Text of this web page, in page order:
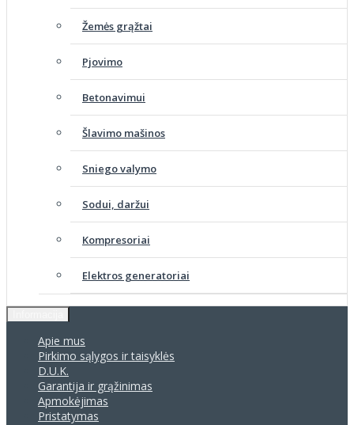
Žemės grąžtai
Pjovimo
Betonavimui
Šlavimo mašinos
Sniego valymo
Sodui, daržui
Kompresoriai
Elektros generatoriai
Apie mus
Pirkimo sąlygos ir taisyklės
D.U.K.
Garantija ir grąžinimas
Apmokėjimas
Pristatymas